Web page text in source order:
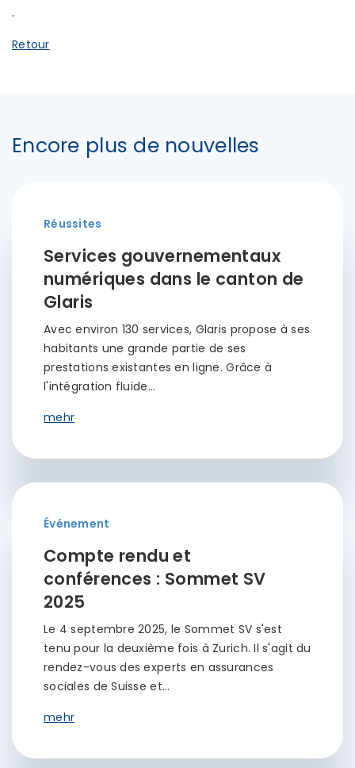
.
Retour
Encore plus de nouvelles
Réussites
Services gouvernementaux
numériques dans le canton de
Glaris
Avec environ 130 services, Glaris propose à ses
habitants une grande partie de ses
prestations existantes en ligne. Grâce à
l'intégration fluide…
mehr
Événement
Compte rendu et
conférences : Sommet SV
2025
Le 4 septembre 2025, le Sommet SV s'est
tenu pour la deuxième fois à Zurich. Il s'agit du
rendez-vous des experts en assurances
sociales de Suisse et…
mehr